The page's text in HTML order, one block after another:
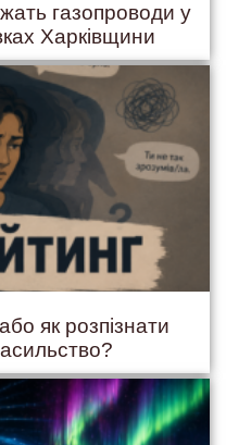
газопроводи у
Харківщини
як розпізнати